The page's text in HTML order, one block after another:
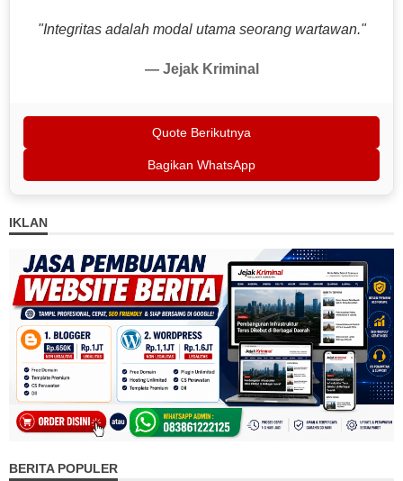
"Integritas adalah modal utama seorang wartawan."
— Jejak Kriminal
Quote Berikutnya
Bagikan WhatsApp
IKLAN
BERITA POPULER